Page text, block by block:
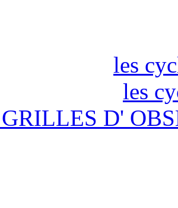
les
les
D'